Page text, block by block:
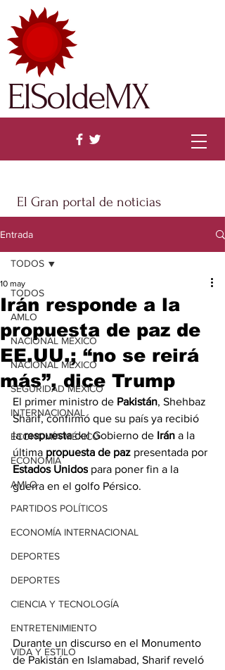
El Gran portal de noticias
ElSoldeMX
Entrada
TODOS
AMLO
NACIONAL MÉXICO
NACIONAL MÉXICO
SEGURIDAD MÉXICO
INTERNACIONAL
ECONOMÍA MÉXICO
ECONOMÍA
AMLO
PARTIDOS POLÍTICOS
ECONOMÍA INTERNACIONAL
DEPORTES
DEPORTES
CIENCIA Y TECNOLOGÍA
ENTRETENIMIENTO
VIDA Y ESTILO
TODOS
Irán responde a la
propuesta de paz de
EE.UU.; “no se reirá
más”, dice Trump
10 may
El primer ministro de Pakistán, Shehbaz
Sharif, confirmó que su país ya recibió
la respuesta del Gobierno de Irán a la
última propuesta de paz presentada por
Estados Unidos para poner fin a la
guerra en el golfo Pérsico.
Durante un discurso en el Monumento
de Pakistán en Islamabad, Sharif reveló